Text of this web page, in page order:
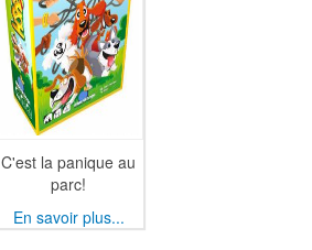
C'est la panique au
parc!
En savoir plus...